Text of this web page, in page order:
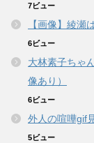
7ビュー
【画像】綾瀬
6ビュー
大林素子ちゃ
像あり）
6ビュー
外人の喧嘩gif
5ビュー